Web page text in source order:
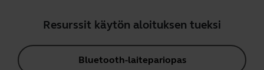
Resurssit käytön aloituksen tueksi
Bluetooth-laitepariopas